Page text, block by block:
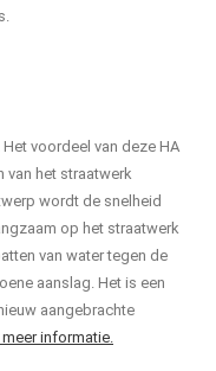
voordeel van deze HA
van het straatwerk
wordt de snelheid
op het straatwerk
van water tegen de
aanslag. Het is een
aangebrachte
informatie.